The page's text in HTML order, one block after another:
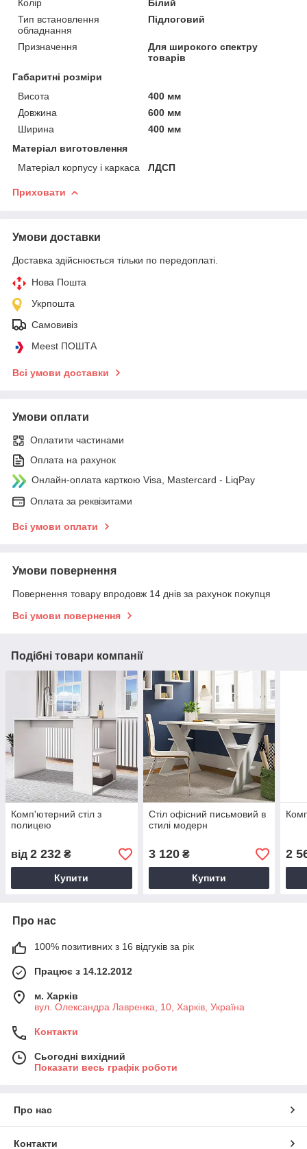
Колір
Білий
Тип встановлення
обладнання
Підлоговий
Призначення
Для широкого спектру
товарів
Габаритні розміри
Висота
400 мм
Довжина
600 мм
Ширина
400 мм
Матеріал виготовлення
Матеріал корпусу і каркаса
ЛДСП
Приховати
Умови доставки
Доставка здійснюється тільки по передоплаті.
Нова Пошта
Укрпошта
Самовивіз
Meest ПОШТА
Всі умови доставки
Умови оплати
Оплатити частинами
Оплата на рахунок
Онлайн-оплата карткою Visa, Mastercard - LiqPay
Оплата за реквізитами
Всі умови оплати
Умови повернення
Повернення товару впродовж 14 днів за рахунок покупця
Всі умови повернення
Подібні товари компанії
Комп'ютерний стіл з
полицею
від 2 232 ₴
Купити
Стіл офісний письмовий в
стилі модерн
3 120₴
Купити
2
Про нас
100% позитивних з 16 відгуків за рік
Працює з 14.12.2012
м. Харків
вул. Олександра Лавренка, 10, Харків, Україна
Контакти
Сьогодні вихідний
Показати весь графік роботи
Про нас
Контакти